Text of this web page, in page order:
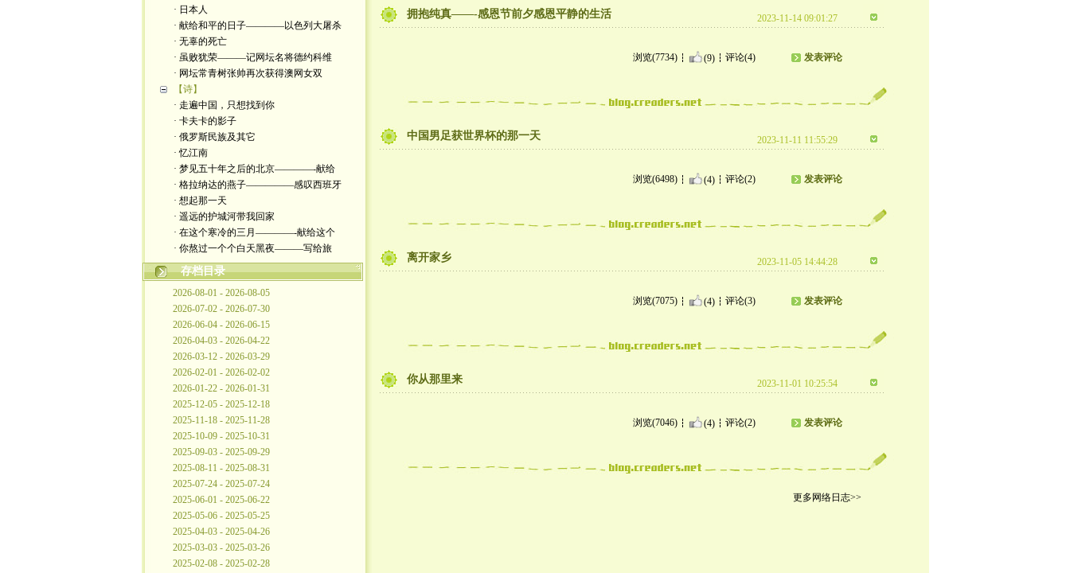
· 日本人
· 献给和平的日子————以色列大屠杀
· 无辜的死亡
· 虽败犹荣———记网坛名将德约科维
· 网坛常青树张帅再次获得澳网女双
【诗】
· 走遍中国，只想找到你
· 卡夫卡的影子
· 俄罗斯民族及其它
· 忆江南
· 梦见五十年之后的北京————-献给
· 格拉纳达的燕子—————感叹西班牙
· 想起那一天
· 遥远的护城河带我回家
· 在这个寒冷的三月————-献给这个
· 你熬过一个个白天黑夜———写给旅
存档目录
2026-08-01 - 2026-08-05
2026-07-02 - 2026-07-30
2026-06-04 - 2026-06-15
2026-04-03 - 2026-04-22
2026-03-12 - 2026-03-29
2026-02-01 - 2026-02-02
2026-01-22 - 2026-01-31
2025-12-05 - 2025-12-18
2025-11-18 - 2025-11-28
2025-10-09 - 2025-10-31
2025-09-03 - 2025-09-29
2025-08-11 - 2025-08-31
2025-07-24 - 2025-07-24
2025-06-01 - 2025-06-22
2025-05-06 - 2025-05-25
2025-04-03 - 2025-04-26
2025-03-03 - 2025-03-26
2025-02-08 - 2025-02-28
拥抱纯真——-感恩节前夕感恩平静的生活 2023-11-14 09:01:27
浏览(7734) (9) 评论(4) 发表评论
中国男足获世界杯的那一天 2023-11-11 11:55:29
浏览(6498) (4) 评论(2) 发表评论
离开家乡 2023-11-05 14:44:28
浏览(7075) (4) 评论(3) 发表评论
你从那里来 2023-11-01 10:25:54
浏览(7046) (4) 评论(2) 发表评论
更多网络日志>>